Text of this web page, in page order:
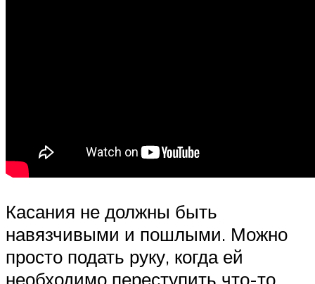
Касания не должны быть
навязчивыми и пошлыми. Можно
просто подать руку, когда ей
необходимо переступить что-то,